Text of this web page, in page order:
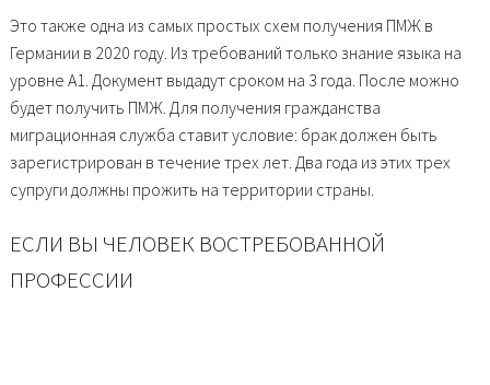
Это также одна из самых простых схем получения ПМЖ в
Германии в 2020 году. Из требований только знание языка на
уровне А1. Документ выдадут сроком на 3 года. После можно
будет получить ПМЖ. Для получения гражданства
миграционная служба ставит условие: брак должен быть
зарегистрирован в течение трех лет. Два года из этих трех
супруги должны прожить на территории страны.
ЕСЛИ ВЫ ЧЕЛОВЕК ВОСТРЕБОВАННОЙ
ПРОФЕССИИ